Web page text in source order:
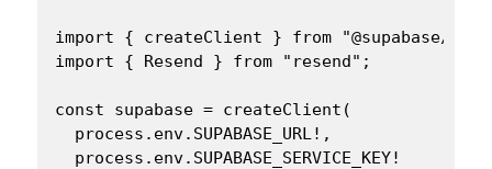
import { createClient } from "@supabase/
import { Resend } from "resend";
const supabase = createClient(
  process.env.SUPABASE_URL!,
  process.env.SUPABASE_SERVICE_KEY!